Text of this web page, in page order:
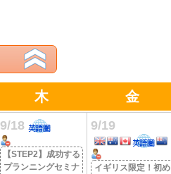
木 金
9/18
【STEP2】成功する
プランニングセミナ
9/19
イギリス限定！初め